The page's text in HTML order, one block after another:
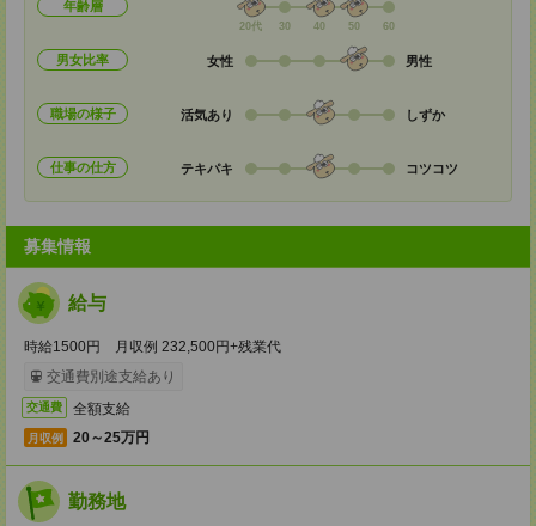
年齢層
20代 30 40 50 60
男女比率 女性 男性
職場の様子 活気あり しずか
仕事の仕方 テキパキ コツコツ
募集情報
給与
時給1500円 月収例 232,500円+残業代
交通費別途支給あり
交通費 全額支給
月収例 20～25万円
勤務地